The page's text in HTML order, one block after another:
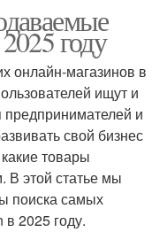
году
онлайн-магазинов в
ищут и
и
свой бизнес
товары
В этой статье мы
поиска самых
2025 году.